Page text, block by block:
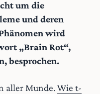
um die
und deren
wird
„Brain Rot“,
besprochen.
aller Munde.Wie t-